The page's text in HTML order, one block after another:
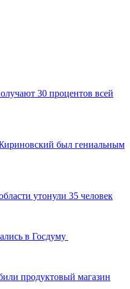
30 процентов всей
был гениальным
утонули 35 человек
в Госдуму
продуктовый магазин